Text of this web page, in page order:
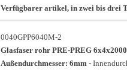
Verfügbarer artikel, in zwei bis drei
0040GPP6040M-2
Glasfaser rohr PRE-PREG
Außendurchmesser: 6mm -